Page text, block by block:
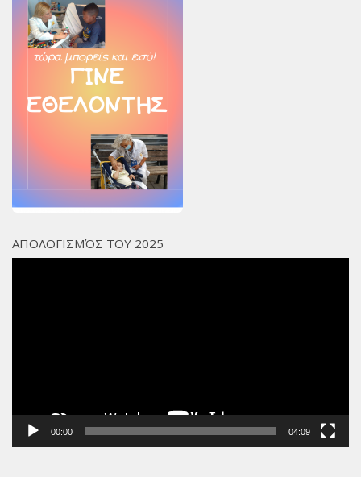
Αρχείο Ανακοινώσεων
Υποστηρικτές
Δωρητές
Χορηγοί
Επικοινωνία
ΑΠΟΛΟΓΙΣΜΌΣ ΤΟΥ 2025
00:00 04:09